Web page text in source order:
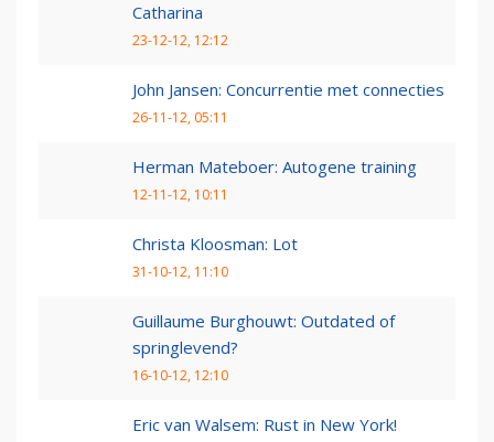
Catharina
23-12-12, 12:12
John Jansen: Concurrentie met connecties
26-11-12, 05:11
Herman Mateboer: Autogene training
12-11-12, 10:11
Christa Kloosman: Lot
31-10-12, 11:10
Guillaume Burghouwt: Outdated of
springlevend?
16-10-12, 12:10
Eric van Walsem: Rust in New York!